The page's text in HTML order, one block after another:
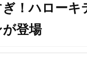
！ハロー
登場